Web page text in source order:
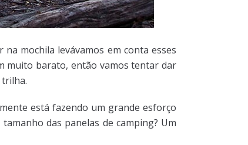
mochila levávamos em conta esses
muito barato, então vamos tentar dar
está fazendo um grande esforço
das panelas de camping? Um